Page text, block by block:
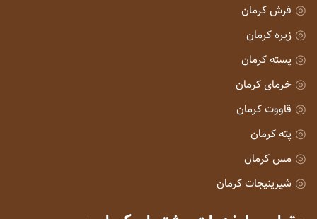
فرش کرمان
زیره کرمان
پسته کرمان
خرمای کرمان
قاووت کرمان
پته کرمان
مس کرمان
شیرینیجات کرمان